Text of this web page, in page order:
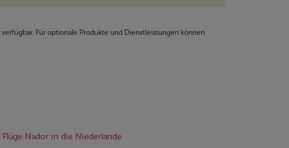
Für optionale Produkte und Dienstleistungen können
Flüge Nador in die Niederlande